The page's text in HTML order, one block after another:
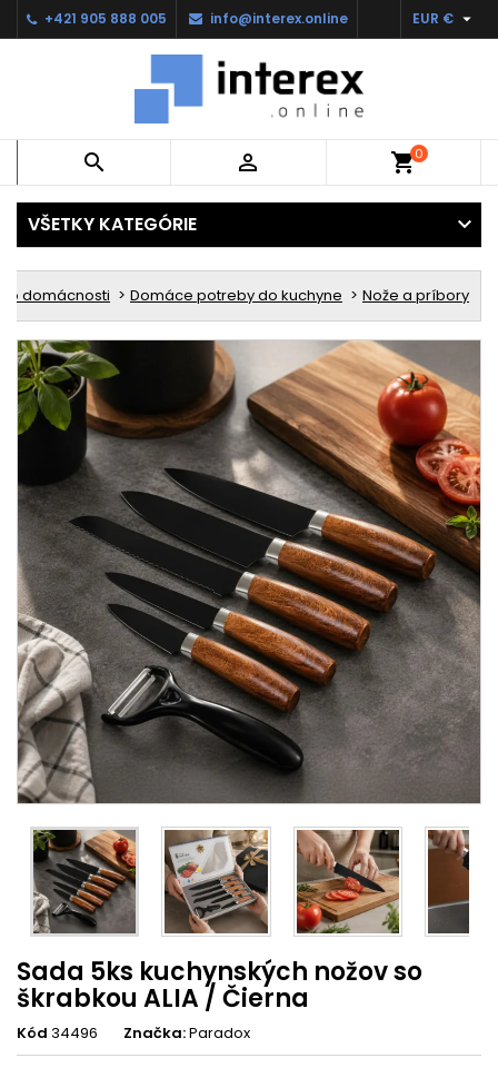
+421 905 888 005 info@interex.online EUR € 
  shopping_cart0
VŠETKY KATEGÓRIE
domácnosti Domáce potreby do kuchyne Nože a príbory
Sada 5ks kuchynských nožov so
škrabkou ALIA / Čierna
Kód 34496 Značka:Paradox